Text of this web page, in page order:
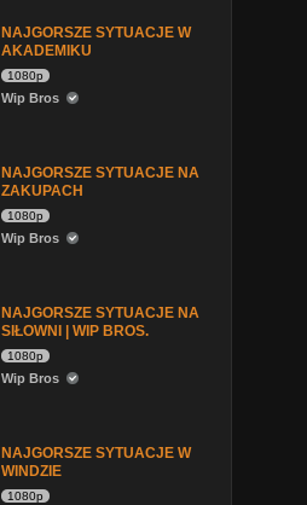
NAJGORSZE SYTUACJE W
AKADEMIKU
1080p
Wip Bros
NAJGORSZE SYTUACJE NA
ZAKUPACH
1080p
Wip Bros
NAJGORSZE SYTUACJE NA
SIŁOWNI | WIP BROS.
1080p
Wip Bros
NAJGORSZE SYTUACJE W
WINDZIE
1080p